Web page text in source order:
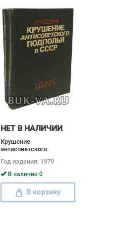
НЕТ В НАЛИЧИИ
Крушение
антисоветского
(комплект из 2 книг)
Давид Голинков
Год издания: 1979
В наличии 0
В корзину